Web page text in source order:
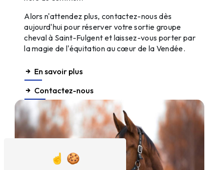
Alors n'attendez plus, contactez-nous dès
aujourd'hui pour réserver votre sortie groupe
cheval à Saint-Fulgent et laissez-vous porter par
la magie de l'équitation au cœur de la Vendée.
En savoir plus
Contactez-nous